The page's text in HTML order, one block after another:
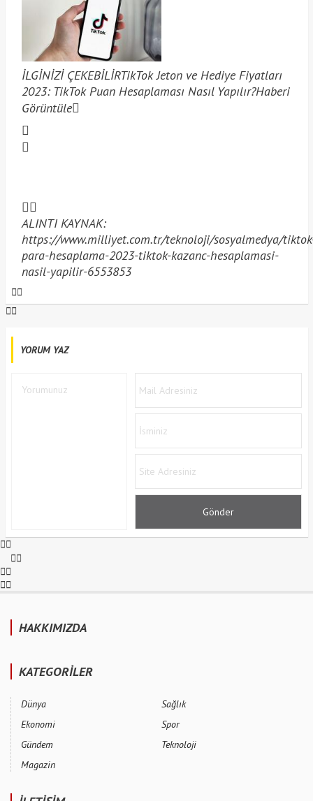
İLGİNİZİ ÇEKEBİLİRTikTok Jeton ve Hediye Fiyatları
2023: TikTok Puan Hesaplaması Nasıl Yapılır?Haberi
Görüntüle
ALINTI KAYNAK:
https://www.milliyet.com.tr/teknoloji/sosyalmedya/
para-hesaplama-2023-tiktok-kazanc-hesaplamasi-
nasil-yapilir-6553853
YORUM YAZ
HAKKIMIZDA
KATEGORİLER
Dünya
Ekonomi
Gündem
Magazin
Sağlık
Spor
Teknoloji